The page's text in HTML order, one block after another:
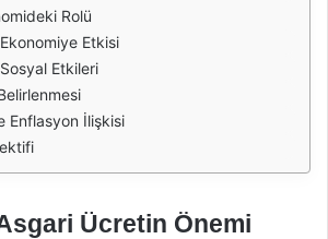
Rolü
Etkisi
Etkileri
Enflasyon İlişkisi
Ücretin Önemi